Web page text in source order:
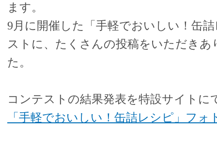
ます。
9月に開催した「手軽でおいしい！缶
ストに、たくさんの投稿をいただき
た。
コンテストの結果発表を特設サイト
「手軽でおいしい！缶詰レシピ」フォ